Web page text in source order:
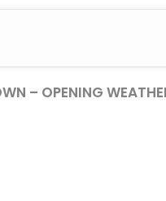
– OPENING